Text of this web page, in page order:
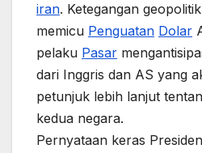
iran. Ketegangan
memicu Penguatan Dolar
pelaku Pasar
dari Inggris dan AS yang
petunjuk lebih lanjut
kedua negara.
Pernyataan keras